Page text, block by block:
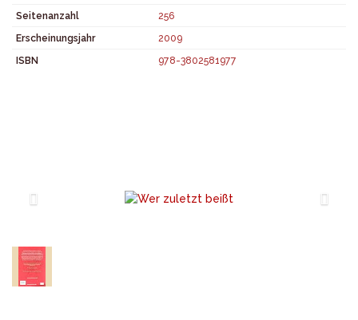
Seitenanzahl
256
Erscheinungsjahr
2009
ISBN
978-3802581977